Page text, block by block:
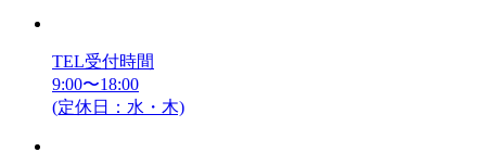
TEL受付時間
9:00〜18:00
(定休日：水・木)